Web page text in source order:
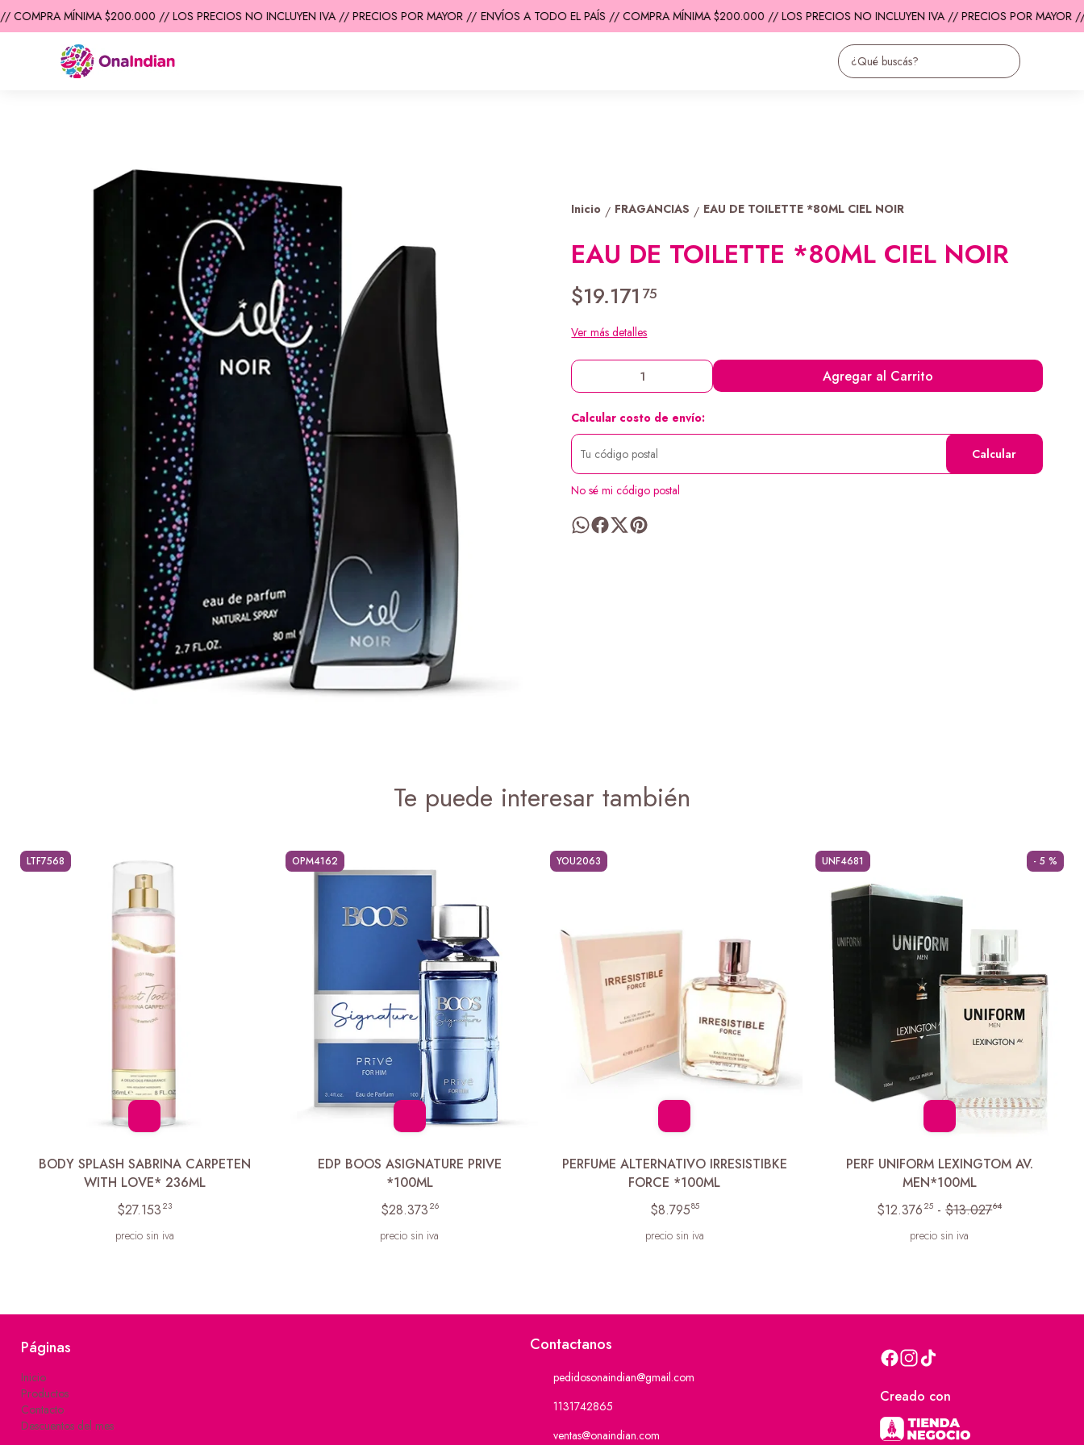
MÍNIMA $200.000 // LOS PRECIOS NO INCLUYEN IVA // PRECIOS POR MAYOR // ENVÍOS A TODO EL PAÍS // COMPRA MÍNIMA $200.000 // LOS PRECIOS NO INCLUYEN IVA // PRECIOS POR MAYOR //
Inicio / FRAGANCIAS / EAU DE TOILETTE *80ML CIEL NOIR
EAU DE TOILETTE *80ML CIEL NOIR
$19.171 75
Ver más detalles
Agregar al Carrito
Calcular costo de envío:
Calcular
No sé mi código postal
Te puede interesar también
LTF7568
BODY SPLASH SABRINA CARPETEN
WITH LOVE* 236ML
$27.153 23
precio sin iva
OPM4162
EDP BOOS ASIGNATURE PRIVE
*100ML
$28.373 26
precio sin iva
YOU2063
PERFUME ALTERNATIVO IRRESISTIBKE
FORCE *100ML
$8.79585
precio sin iva
UNF4681 - 5 %
PERF UNIFORM LEXINGTOM AV.
MEN*100ML
$12.376 25 - $13.02764
precio sin iva
Páginas
Inicio
Productos
Contacto
Descuentos del mes
Contactanos
pedidosonaindian@gmail.com
1131742865
ventas@onaindian.com
Creado con